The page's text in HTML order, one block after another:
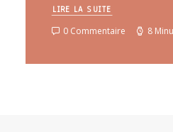
LIRE LA SUITE
0 Commentaire 8